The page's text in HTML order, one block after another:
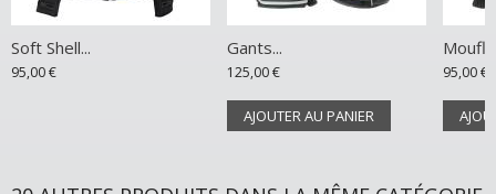
Soft Shell...
95,00 €
Gants...
125,00 €
AJOUTER AU PANIER
95,00 €